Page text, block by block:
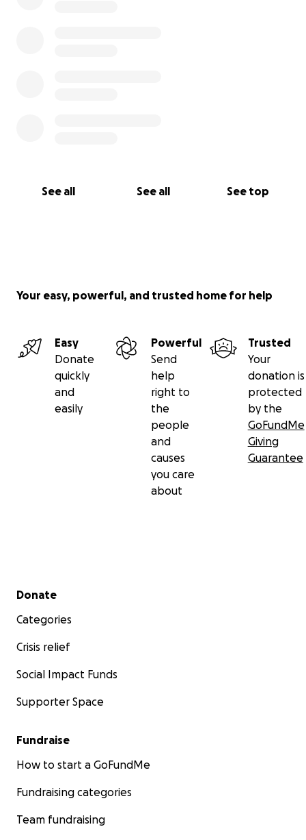
See all See all See top
Your easy, powerful, and trusted home for help
Easy
Donate
quickly
and
easily
Powerful
Send
help
right to
the
people
and
causes
you care
about
Trusted
Your
donation is
protected
by the
GoFundMe
Giving
Guarantee
Secondary menu
Donate
Categories
Crisis relief
Social Impact Funds
Supporter Space
Fundraise
How to start a GoFundMe
Fundraising categories
Team fundraising